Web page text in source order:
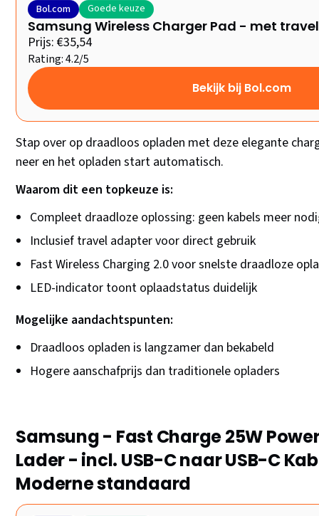
Bol.com Goede keuze
Samsung Wireless Charger Pad - met
Prijs: €35,54
Rating: 4.2/5
Bekijk bij Bol.com
Stap over op draadloos opladen met deze elegante
neer en het opladen start automatisch.
Waarom dit een topkeuze is:
Compleet draadloze oplossing: geen kabels meer
Inclusief travel adapter voor direct gebruik
Fast Wireless Charging 2.0 voor snelste draadloze
LED-indicator toont oplaadstatus duidelijk
Mogelijke aandachtspunten:
Draadloos opladen is langzamer dan bekabeld
Hogere aanschafprijs dan traditionele opladers
Samsung - Fast Charge 25W
Lader - incl. USB-C naar USB-C
Moderne standaard